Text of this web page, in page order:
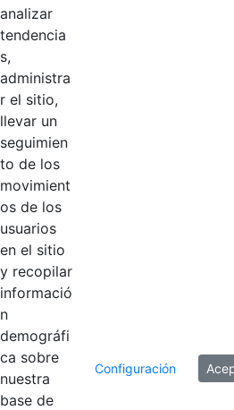
Mostrando el intervalo 1 - 14
analizar
tendencia
s,
administra
r el sitio,
llevar un
seguimien
to de los
movimient
os de los
usuarios
en el sitio
y recopilar
informació
n
demográfi
ca sobre
nuestra
base de
Configuración